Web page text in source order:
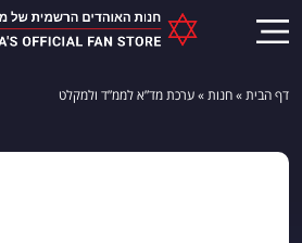
דף הבית»חנות»ערכת מד”א לממ”ד ולמקלט